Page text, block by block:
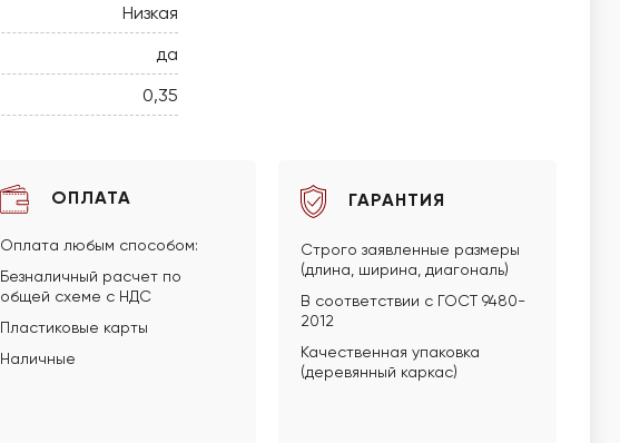
Низкая
да
0,35
ОПЛАТА
Оплата любым способом:
Безналичный расчет по
общей схеме с НДС
Пластиковые карты
Наличные
ГАРАНТИЯ
Строго заявленные размеры
(длина, ширина, диагональ)
В соответствии с ГОСТ 9480-
2012
Качественная упаковка
(деревянный каркас)